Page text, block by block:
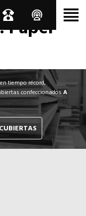
Paper
tiempo récord,
confeccionadosA